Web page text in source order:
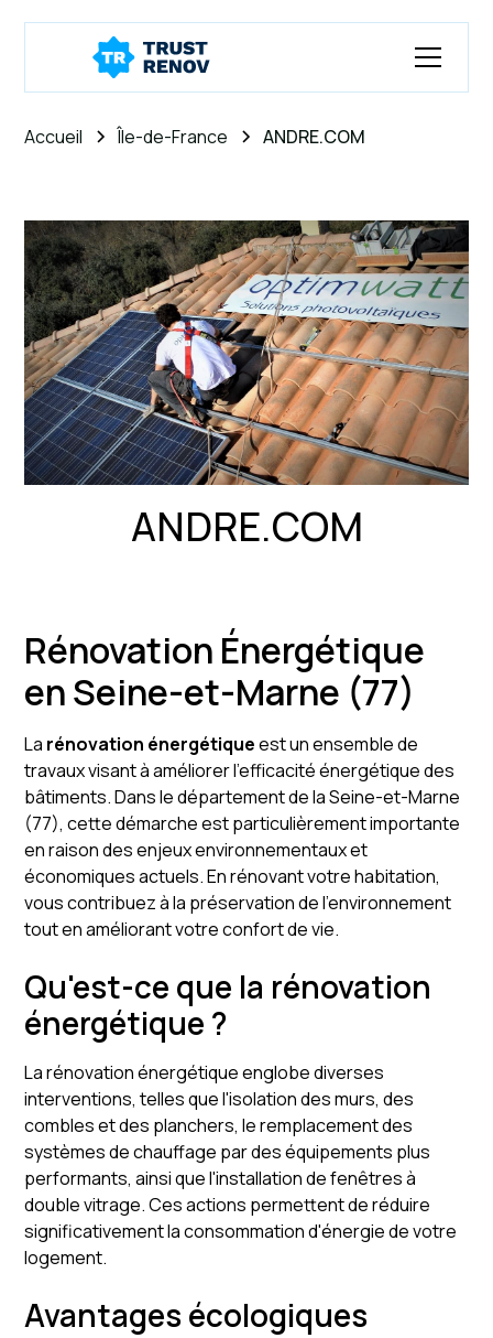
Accueil Île-de-France ANDRE.COM
ANDRE.COM
Rénovation Énergétique
en Seine-et-Marne (77)
La rénovation énergétiqueest un ensemble de
travaux visant à améliorer l'efficacité énergétique des
bâtiments. Dans le département de la Seine-et-Marne
(77), cette démarche est particulièrement importante
en raison des enjeux environnementaux et
économiques actuels. En rénovant votre habitation,
vous contribuez à la préservation de l'environnement
tout en améliorant votre confort de vie.
Qu'est-ce que la rénovation
énergétique ?
La rénovation énergétique englobe diverses
interventions, telles que l'isolation des murs, des
combles et des planchers, le remplacement des
systèmes de chauffage par des équipements plus
performants, ainsi que l'installation de fenêtres à
double vitrage. Ces actions permettent de réduire
significativement la consommation d'énergie de votre
logement.
Avantages écologiques